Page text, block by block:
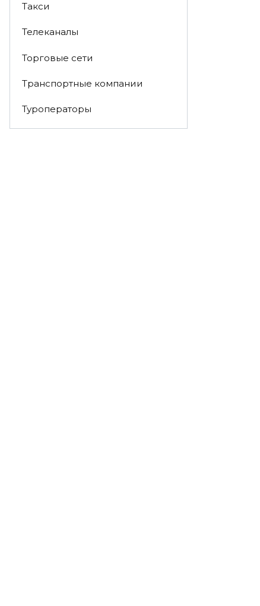
Такси
Телеканалы
Торговые сети
Транспортные компании
Туроператоры